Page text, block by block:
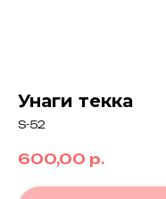
Унаги текка
S-52
600,00 р.